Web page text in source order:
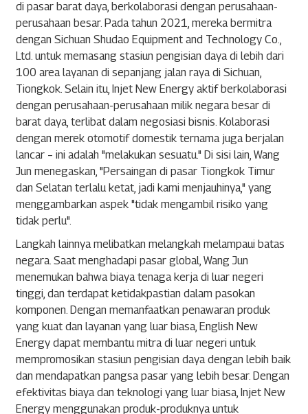
di pasar barat daya, berkolaborasi dengan perusahaan-
perusahaan besar. Pada tahun 2021, mereka bermitra
dengan Sichuan Shudao Equipment and Technology Co.,
Ltd. untuk memasang stasiun pengisian daya di lebih dari
100 area layanan di sepanjang jalan raya di Sichuan,
Tiongkok. Selain itu, Injet New Energy aktif berkolaborasi
dengan perusahaan-perusahaan milik negara besar di
barat daya, terlibat dalam negosiasi bisnis. Kolaborasi
dengan merek otomotif domestik ternama juga berjalan
lancar – ini adalah "melakukan sesuatu." Di sisi lain, Wang
Jun menegaskan, "Persaingan di pasar Tiongkok Timur
dan Selatan terlalu ketat, jadi kami menjauhinya," yang
menggambarkan aspek "tidak mengambil risiko yang
tidak perlu".
Langkah lainnya melibatkan melangkah melampaui batas
negara. Saat menghadapi pasar global, Wang Jun
menemukan bahwa biaya tenaga kerja di luar negeri
tinggi, dan terdapat ketidakpastian dalam pasokan
komponen. Dengan memanfaatkan penawaran produk
yang kuat dan layanan yang luar biasa, English New
Energy dapat membantu mitra di luar negeri untuk
mempromosikan stasiun pengisian daya dengan lebih baik
dan mendapatkan pangsa pasar yang lebih besar. Dengan
efektivitas biaya dan teknologi yang luar biasa, Injet New
Energy menggunakan produk-produknya untuk